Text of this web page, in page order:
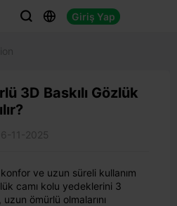
  Giriş Yap
3D Baskılı Gözlük
11-2025
ve uzun süreli kullanım
camı kolu yedeklerini 3
uzun ömürlü olmalarını